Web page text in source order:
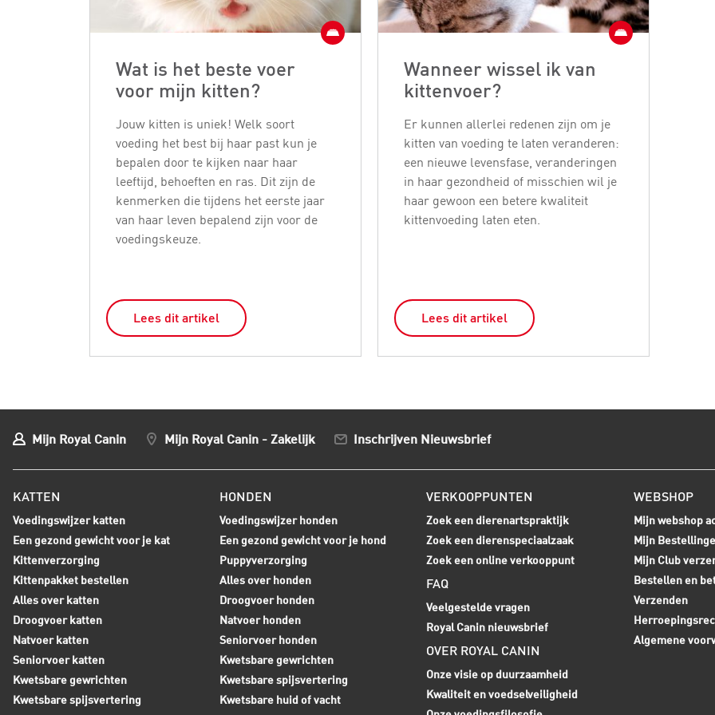
Wat is het beste voer
voor mijn kitten?
Jouw kitten is uniek! Welk soort
voeding het best bij haar past kun je
bepalen door te kijken naar haar
leeftijd, behoeften en ras. Dit zijn de
kenmerken die tijdens het eerste jaar
van haar leven bepalend zijn voor de
voedingskeuze.
Lees dit artikel
Wanneer wissel ik van
kittenvoer?
Er kunnen allerlei redenen zijn om je
kitten van voeding te laten veranderen:
een nieuwe levensfase, veranderingen
in haar gezondheid of misschien wil je
haar gewoon een betere kwaliteit
kittenvoeding laten eten.
Lees dit artikel
Mijn Royal Canin Mijn Royal Canin - Zakelijk Inschrijven Nieuwsbrief
KATTEN
Voedingswijzer katten
Een gezond gewicht voor je kat
Kittenverzorging
Kittenpakket bestellen
Alles over katten
Droogvoer katten
Natvoer katten
Seniorvoer katten
Kwetsbare gewrichten
Kwetsbare spijsvertering
HONDEN
Voedingswijzer honden
Een gezond gewicht voor je hond
Puppyverzorging
Alles over honden
Droogvoer honden
Natvoer honden
Seniorvoer honden
Kwetsbare gewrichten
Kwetsbare spijsvertering
Kwetsbare huid of vacht
VERKOOPPUNTEN
Zoek een dierenartspraktijk
Zoek een dierenspeciaalzaak
Zoek een online verkooppunt
FAQ
Veelgestelde vragen
Royal Canin nieuwsbrief
OVER ROYAL CANIN
Onze visie op duurzaamheid
Kwaliteit en voedselveiligheid
WEBSHOP
Mijn webshop
Mijn
Mijn Club
Bestellen en
Verzenden
Algemene